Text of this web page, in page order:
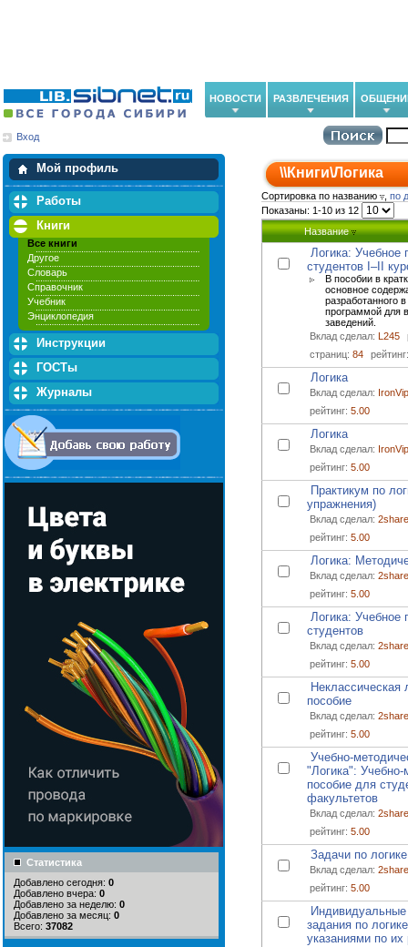
НОВОСТИ РАЗВЛЕЧЕНИЯ
Вход
Мой профиль
Мои закладки
Работы
Книги
Все книги
Другое
Словарь
Справочник
Учебник
Энциклопедия
Инструкции
ГОСТы
Журналы
Статистика
Добавлено сегодня: 0
Добавлено вчера: 0
Добавлено за неделю: 0
Добавлено за месяц: 0
Всего: 37082
\\Книги\Логика
Сортировка по названию
по
Показаны: 1-10 из 12
Название
Логика: Учебное
студентов I–II
В пособии в
основное
разработанного
программой для
заведений.
Вклад сделал: L245
страниц: 84
Логика
Вклад сделал: IronVip
рейтинг: 5.00
Логика
Вклад сделал: IronVip
рейтинг: 5.00
Практикум по
упражнения)
Вклад сделал: 2share
рейтинг: 5.00
Логика:
Вклад сделал: 2share
рейтинг: 5.00
Логика: Учебное
студентов
Вклад сделал: 2share
рейтинг: 5.00
Неклассическая
пособие
Вклад сделал: 2share
рейтинг: 5.00
Учебно-
"Логика": Учебно-
пособие для
факультетов
Вклад сделал: 2share
рейтинг: 5.00
Задачи по
Вклад сделал: 2share
рейтинг: 5.00
задания по
указаниями по